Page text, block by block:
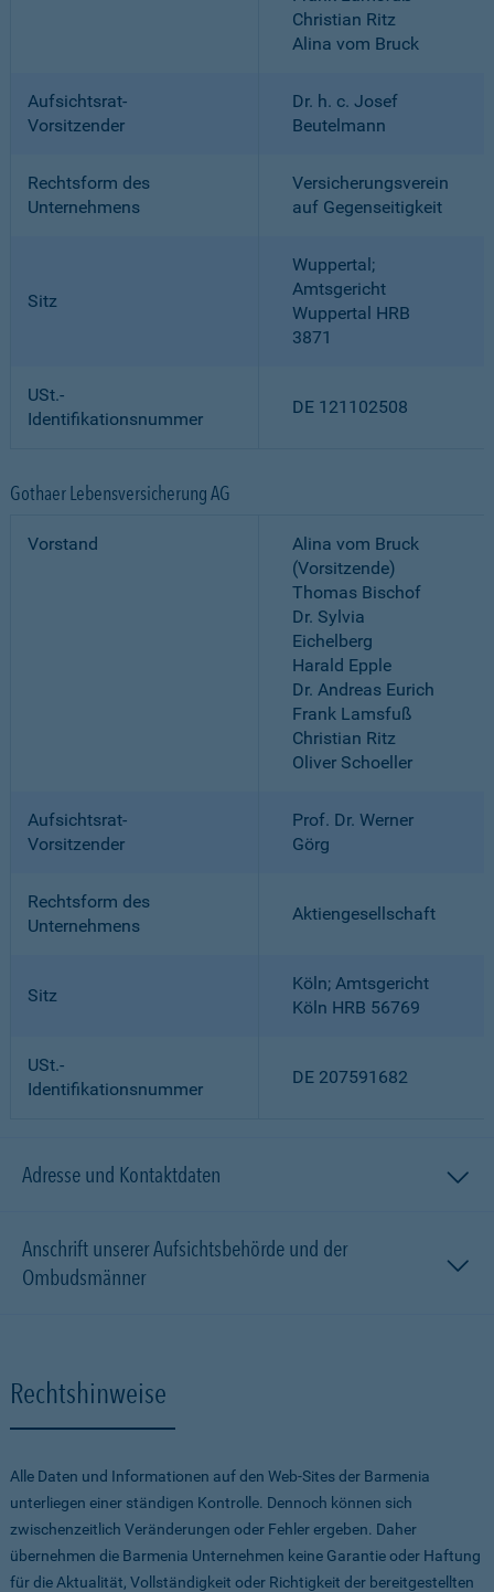
Christian Ritz
Alina vom Bruck
Aufsichtsrat-
Vorsitzender
Dr. h. c. Josef
Beutelmann
Rechtsform des
Unternehmens
Versicherungsverein
auf Gegenseitigkeit
Sitz
Wuppertal;
Amtsgericht
Wuppertal HRB
3871
USt.-
Identifikationsnummer
DE 121102508
Gothaer Lebensversicherung AG
Vorstand
Alina vom Bruck
(Vorsitzende)
Thomas Bischof
Dr. Sylvia
Eichelberg
Harald Epple
Dr. Andreas Eurich
Frank Lamsfuß
Christian Ritz
Oliver Schoeller
Aufsichtsrat-
Vorsitzender
Prof. Dr. Werner
Görg
Rechtsform des
Unternehmens
Aktiengesellschaft
Sitz
Köln; Amtsgericht
Köln HRB 56769
USt.-
Identifikationsnummer
DE 207591682
Adresse und Kontaktdaten
Anschrift unserer Aufsichtsbehörde und der
Ombudsmänner
Rechtshinweise
Alle Daten und Informationen auf den Web-Sites der Barmenia
unterliegen einer ständigen Kontrolle. Dennoch können sich
zwischenzeitlich Veränderungen oder Fehler ergeben. Daher
übernehmen die Barmenia Unternehmen keine Garantie oder Haftung
für die Aktualität, Vollständigkeit oder Richtigkeit der bereitgestellten